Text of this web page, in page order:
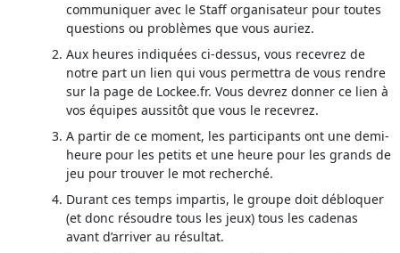
communiquer avec le Staff organisateur pour toutes
questions ou problèmes que vous auriez.
Aux heures indiquées ci-dessus, vous recevrez de
notre part un lien qui vous permettra de vous rendre
sur la page de Lockee.fr. Vous devrez donner ce lien à
vos équipes aussitôt que vous le recevrez.
A partir de ce moment, les participants ont une demi-
heure pour les petits et une heure pour les grands de
jeu pour trouver le mot recherché.
Durant ces temps impartis, le groupe doit débloquer
(et donc résoudre tous les jeux) tous les cadenas
avant d’arriver au résultat.